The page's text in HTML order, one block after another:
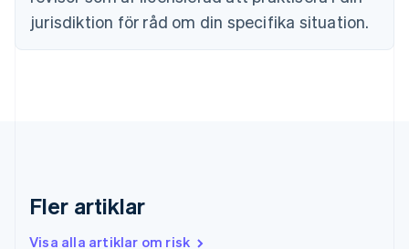
jurisdiktion för råd om din specifika situation.
Fler artiklar
Visa alla artiklar om risk
English
Gibraltar
English
English
ItalianoEnglish